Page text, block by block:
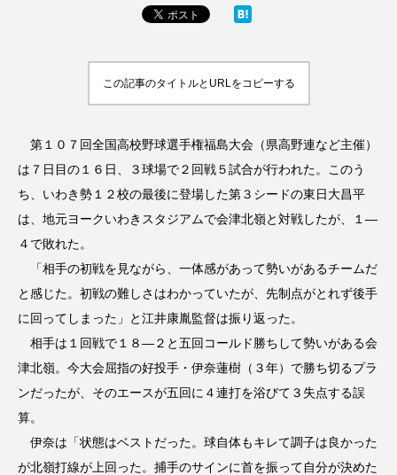
この記事のタイトルとURLをコピーする
第１０７回全国高校野球選手権福島大会（県高野連など主催）
は７日目の１６日、３球場で２回戦５試合が行われた。このう
ち、いわき勢１２校の最後に登場した第３シードの東日大昌平
は、地元ヨークいわきスタジアムで会津北嶺と対戦したが、１―
４で敗れた。
「相手の初戦を見ながら、一体感があって勢いがあるチームだ
と感じた。初戦の難しさはわかっていたが、先制点がとれず後手
に回ってしまった」と江井康胤監督は振り返った。
相手は１回戦で１８―２と五回コールド勝ちして勢いがある会
津北嶺。今大会屈指の好投手・伊奈蓮樹（３年）で勝ち切るプラ
ンだったが、そのエースが五回に４連打を浴びて３失点する誤
算。
伊奈は「状態はベストだった。球自体もキレて調子は良かった
が北嶺打線が上回った。捕手のサインに首を振って自分が決めた